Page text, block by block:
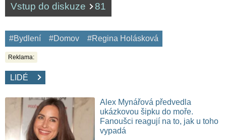
Vstup do diskuze 81
#Bydlení #Domov #Regina Holásková
Reklama:
LIDÉ
Alex Mynářová předvedla
ukázkovou šipku do moře.
Fanoušci reagují na to, jak u toho
vypadá